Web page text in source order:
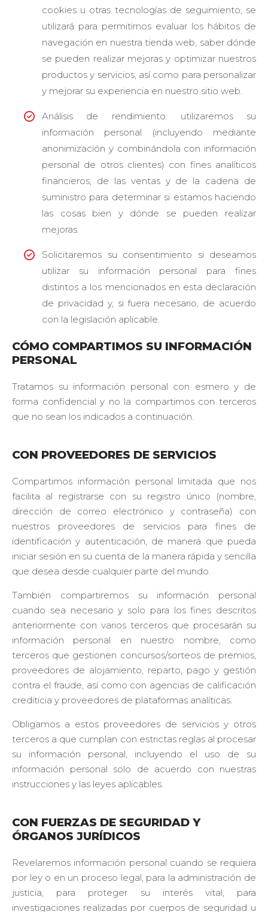
cookies u otras tecnologías de seguimiento, se
utilizará para permitirnos evaluar los hábitos de
navegación en nuestra tienda web, saber dónde
se pueden realizar mejoras y optimizar nuestros
productos y servicios, así como para personalizar
y mejorar su experiencia en nuestro sitio web.
Análisis de rendimiento: utilizaremos su
información personal (incluyendo mediante
anonimización y combinándola con información
personal de otros clientes) con fines analíticos
financieros, de las ventas y de la cadena de
suministro para determinar si estamos haciendo
las cosas bien y dónde se pueden realizar
mejoras.
Solicitaremos su consentimiento si deseamos
utilizar su información personal para fines
distintos a los mencionados en esta declaración
de privacidad y, si fuera necesario, de acuerdo
con la legislación aplicable.
CÓMO COMPARTIMOS SU INFORMACIÓN
PERSONAL
Tratamos su información personal con esmero y de
forma confidencial y no la compartimos con terceros
que no sean los indicados a continuación.
CON PROVEEDORES DE SERVICIOS
Compartimos información personal limitada que nos
facilita al registrarse con su registro único (nombre,
dirección de correo electrónico y contraseña) con
nuestros proveedores de servicios para fines de
identificación y autenticación, de manera que pueda
iniciar sesión en su cuenta de la manera rápida y sencilla
que desea desde cualquier parte del mundo.
También compartiremos su información personal
cuando sea necesario y solo para los fines descritos
anteriormente con varios terceros que procesarán su
información personal en nuestro nombre, como
terceros que gestionen concursos/sorteos de premios,
proveedores de alojamiento, reparto, pago y gestión
contra el fraude, así como con agencias de calificación
crediticia y proveedores de plataformas analíticas.
Obligamos a estos proveedores de servicios y otros
terceros a que cumplan con estrictas reglas al procesar
su información personal, incluyendo el uso de su
información personal solo de acuerdo con nuestras
instrucciones y las leyes aplicables.
CON FUERZAS DE SEGURIDAD Y
ÓRGANOS JURÍDICOS
Revelaremos información personal cuando se requiera
por ley o en un proceso legal, para la administración de
justicia, para proteger su interés vital, para
investigaciones realizadas por cuerpos de seguridad u